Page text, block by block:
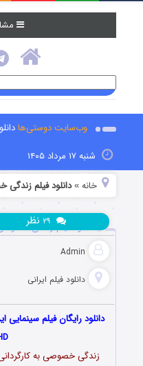
وب‌سایت دوستی‌ها
شنبه ۱۷ مرداد ۱۴۰۵
خانه »دانلود فیلم
دانلود فیلم زندگی
Admin
دانلود فیلم‌ ایرانی
نظر
دانلود رایگان فیلم
زندگی خصوصی به